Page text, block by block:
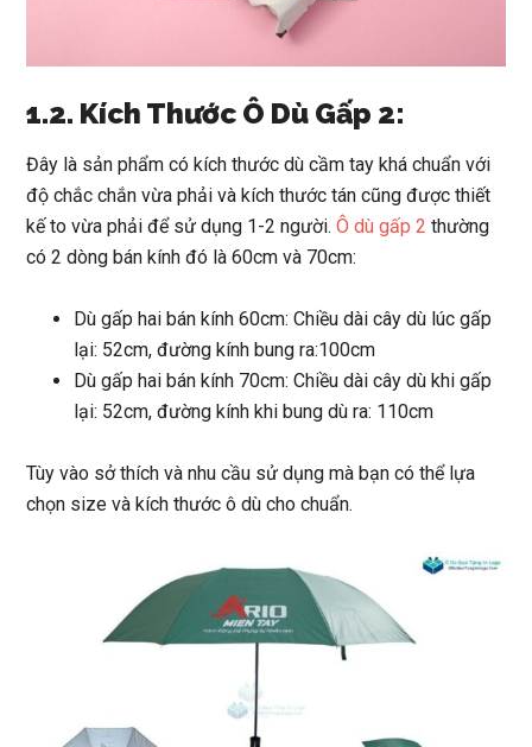
1.2. Kích Thước Ô Dù Gấp 2:
Đây là sản phẩm có kích thước dù cầm tay khá chuẩn với
độ chắc chắn vừa phải và kích thước tán cũng được thiết
kế to vừa phải để sử dụng 1-2 người.Ô dù gấp 2 thường
có 2 dòng bán kính đó là 60cm và 70cm:
Dù gấp hai bán kính 60cm: Chiều dài cây dù lúc gấp
lại: 52cm, đường kính bung ra:100cm
Dù gấp hai bán kính 70cm: Chiều dài cây dù khi gấp
lại: 52cm, đường kính khi bung dù ra: 110cm
Tùy vào sở thích và nhu cầu sử dụng mà bạn có thể lựa
chọn size và kích thước ô dù cho chuẩn.